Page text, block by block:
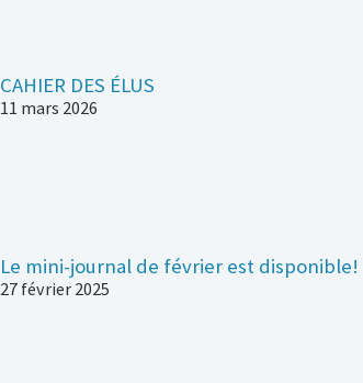
CAHIER DES ÉLUS
11 mars 2026
Le mini-journal de février est disponible!
27 février 2025